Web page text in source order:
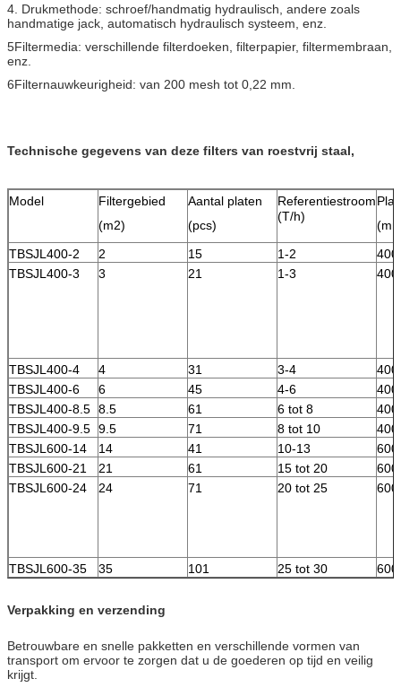
4. Drukmethode: schroef/handmatig hydraulisch, andere zoals
handmatige jack, automatisch hydraulisch systeem, enz.
5Filtermedia: verschillende filterdoeken, filterpapier, filtermembraan,
enz.
6Filternauwkeurigheid: van 200 mesh tot 0,22 mm.
Technische gegevens van deze filters van roestvrij staal,
Model
Filtergebied
(m2)
Aantal platen
(pcs)
Referentiestroom
(T/h)
TBSJL400-2
2 15 1-2
TBSJL400-3
3 21 1-3
TBSJL400-4 4 31 3-4
TBSJL400-6
6 45 4-6
TBSJL400-8.5 8.5 61 6 tot 8
TBSJL400-9.5 9.5 71 8 tot 10
TBSJL600-14
14 41 10-13
TBSJL600-21
21 61 15 tot 20
TBSJL600-24
24 71 20 tot 25
TBSJL600-35 35 101 25 tot 30
Verpakking en verzending
Betrouwbare en snelle pakketten en verschillende vormen van
transport om ervoor te zorgen dat u de goederen op tijd en veilig
krijgt.